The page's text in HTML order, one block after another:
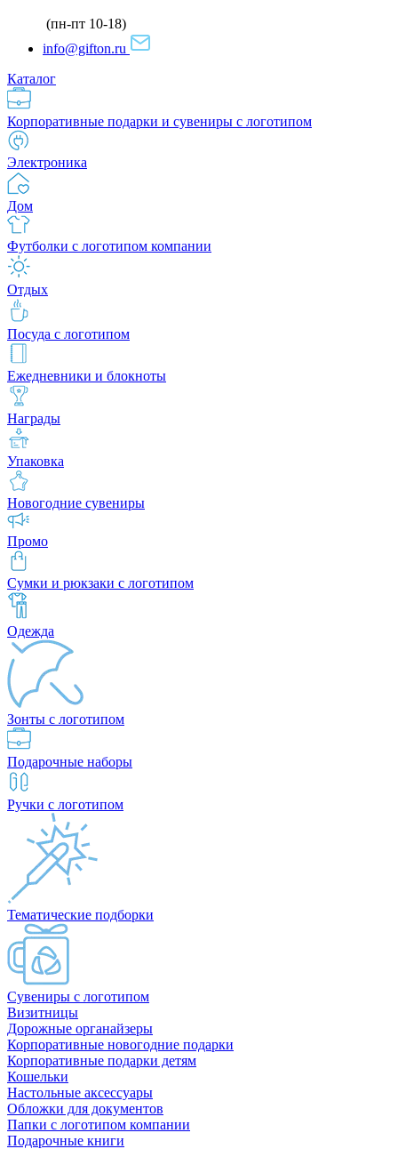
(пн-пт 10-18)
info@gifton.ru
Каталог
Корпоративные подарки и сувениры с логотипом
Электроника
Дом
Футболки с логотипом компании
Отдых
Посуда с логотипом
Ежедневники и блокноты
Награды
Упаковка
Новогодние сувениры
Промо
Сумки и рюкзаки с логотипом
Одежда
Зонты с логотипом
Подарочные наборы
Ручки с логотипом
Тематические подборки
Сувениры с логотипом
Визитницы
Дорожные органайзеры
Корпоративные новогодние подарки
Корпоративные подарки детям
Кошельки
Настольные аксессуары
Обложки для документов
Папки с логотипом компании
Подарочные книги